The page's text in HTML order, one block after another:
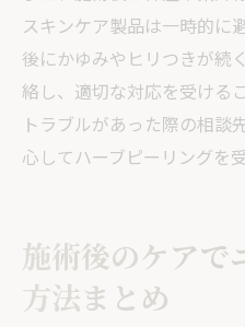
スキンケア製品は一時的に
後にかゆみやヒリつきが続
絡し、適切な対応を受ける
トラブルがあった際の相談
心してハーブピーリングを
施術後のケアで
方法まとめ